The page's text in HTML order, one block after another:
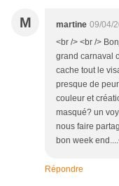
M martine 09/04/
<br /> <br />
grand carnaval
cache tout le
presque de
couleur et
masqué? un
nous faire
bon week
Répondre